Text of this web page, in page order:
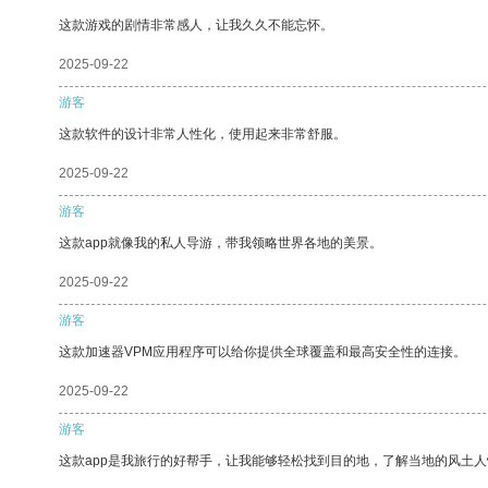
这款游戏的剧情非常感人，让我久久不能忘怀。
2025-09-22
游客
这款软件的设计非常人性化，使用起来非常舒服。
2025-09-22
游客
这款app就像我的私人导游，带我领略世界各地的美景。
2025-09-22
游客
这款加速器VPM应用程序可以给你提供全球覆盖和最高安全性的连接。
2025-09-22
游客
这款app是我旅行的好帮手，让我能够轻松找到目的地，了解当地的风土